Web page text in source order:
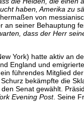
haben, Amerika zu
von
an seiner Behauptung
dass der Herr
York) hatte aktiv an
England und
führendes Mitglied
bekämpfte die
Senat gewählt.
Evening Post. Seine